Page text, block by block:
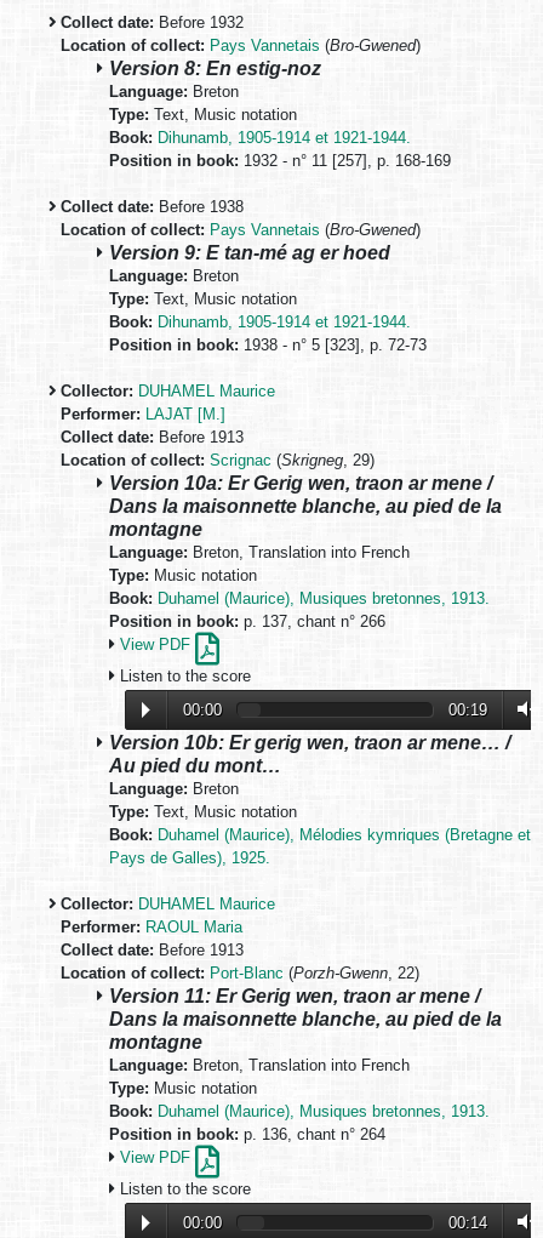
Collect date: Before 1932
Location of collect: Pays Vannetais (Bro-Gwened)
Version 8: En estig-noz
Language: Breton
Type: Text, Music notation
Book: Dihunamb, 1905-1914 et 1921-1944.
Position in book: 1932 - n° 11 [257], p. 168-169
Collect date: Before 1938
Location of collect: Pays Vannetais (Bro-Gwened)
Version 9: E tan-mé ag er hoed
Language: Breton
Type: Text, Music notation
Book: Dihunamb, 1905-1914 et 1921-1944.
Position in book: 1938 - n° 5 [323], p. 72-73
Collector: DUHAMEL Maurice
Performer: LAJAT [M.]
Collect date: Before 1913
Location of collect: Scrignac (Skrigneg, 29)
Version 10a: Er Gerig wen, traon ar mene /
Dans la maisonnette blanche, au pied de la
montagne
Language: Breton, Translation into French
Type: Music notation
Book: Duhamel (Maurice), Musiques bretonnes, 1913.
Position in book: p. 137, chant n° 266
View PDF
Listen to the score
00:00
00:19
Version 10b: Er gerig wen, traon ar mene… /
Au pied du mont…
Language: Breton
Type: Text, Music notation
Book: Duhamel (Maurice), Mélodies kymriques (Bretagne et
Pays de Galles), 1925.
Collector: DUHAMEL Maurice
Performer: RAOUL Maria
Collect date: Before 1913
Location of collect: Port-Blanc (Porzh-Gwenn, 22)
Version 11: Er Gerig wen, traon ar mene /
Dans la maisonnette blanche, au pied de la
montagne
Language: Breton, Translation into French
Type: Music notation
Book: Duhamel (Maurice), Musiques bretonnes, 1913.
Position in book: p. 136, chant n° 264
View PDF
Listen to the score
00:00
00:14